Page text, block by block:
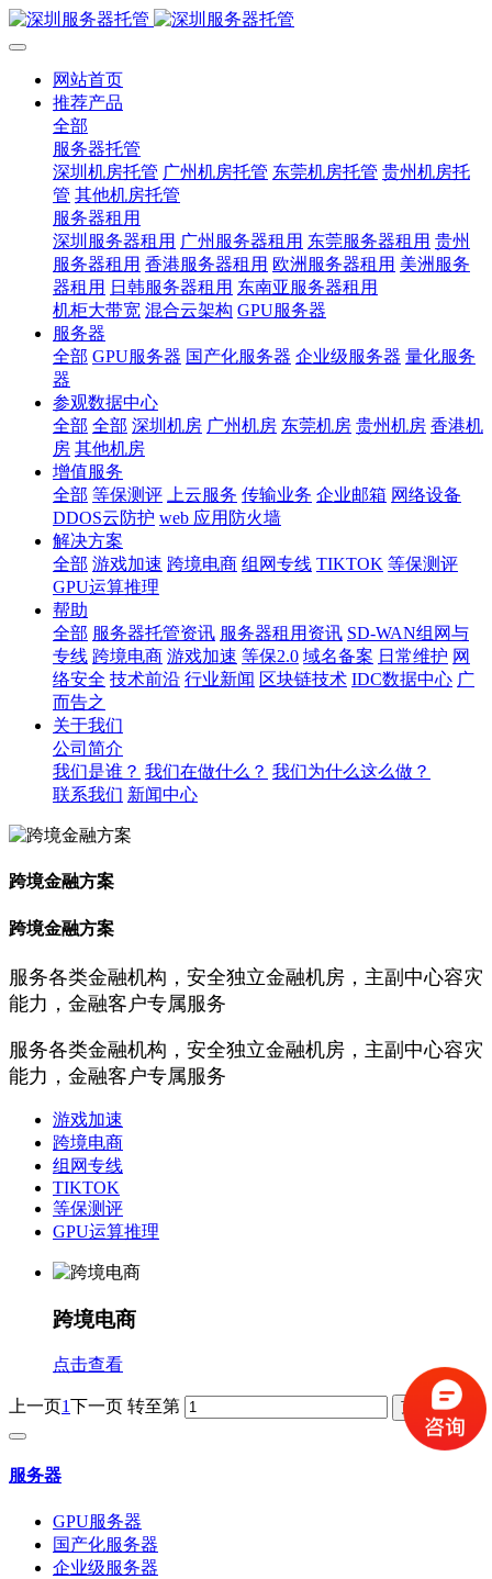
网站首页
推荐产品
全部
服务器托管
深圳机房托管 广州机房托管 东莞机房托管 贵州机房托
管 其他机房托管
服务器租用
深圳服务器租用 广州服务器租用 东莞服务器租用 贵州
服务器租用 香港服务器租用 欧洲服务器租用 美洲服务
器租用 日韩服务器租用 东南亚服务器租用
机柜大带宽 混合云架构 GPU服务器
服务器
全部 GPU服务器 国产化服务器 企业级服务器 量化服务
器
参观数据中心
全部 全部 深圳机房 广州机房 东莞机房 贵州机房 香港机
房 其他机房
增值服务
全部 等保测评 上云服务 传输业务 企业邮箱 网络设备
DDOS云防护 web 应用防火墙
解决方案
全部 游戏加速 跨境电商 组网专线 TIKTOK 等保测评
GPU运算推理
帮助
全部 服务器托管资讯 服务器租用资讯 SD-WAN组网与
专线 跨境电商 游戏加速 等保2.0 域名备案 日常维护 网
络安全 技术前沿 行业新闻 区块链技术 IDC数据中心 广
而告之
关于我们
公司简介
我们是谁？ 我们在做什么？ 我们为什么这么做？
联系我们 新闻中心
跨境金融方案
跨境金融方案
服务各类金融机构，安全独立金融机房，主副中心容灾
能力，金融客户专属服务
服务各类金融机构，安全独立金融机房，主副中心容灾
能力，金融客户专属服务
游戏加速
跨境电商
组网专线
TIKTOK
等保测评
GPU运算推理
跨境电商
点击查看
上一页1下一页 转至第
服务器
GPU服务器
国产化服务器
企业级服务器